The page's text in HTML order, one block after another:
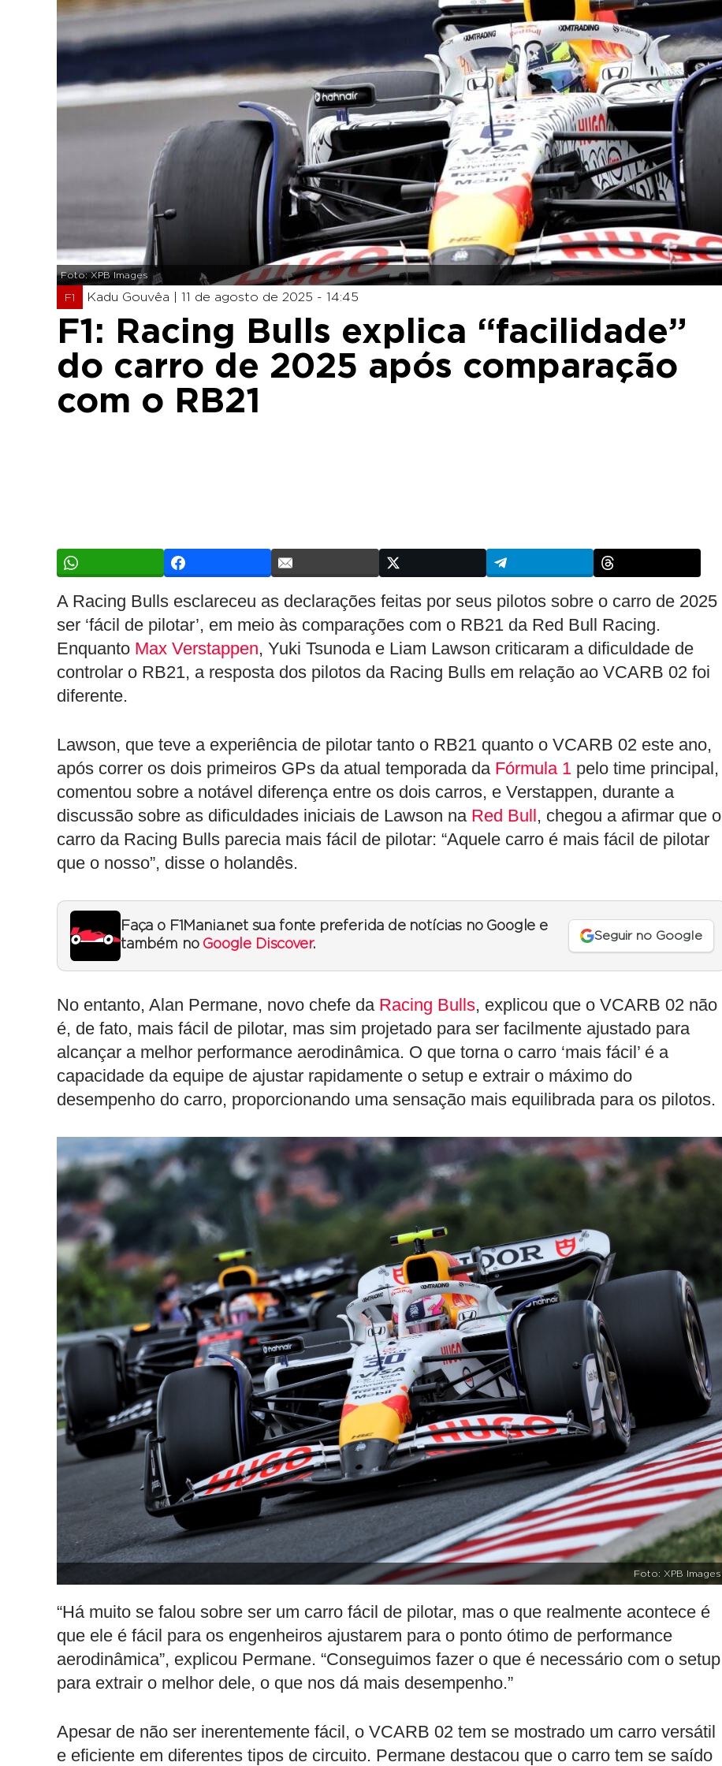
Foto: XPB Images
F1 Kadu Gouvêa | 11 de agosto de 2025 - 14:45
F1: Racing Bulls explica “facilidade”
do carro de 2025 após comparação
com o RB21
A Racing Bulls esclareceu as declarações feitas por seus pilotos sobre o carro de 2025
ser ‘fácil de pilotar’, em meio às comparações com o RB21 da Red Bull Racing.
Enquanto Max Verstappen, Yuki Tsunoda e Liam Lawson criticaram a dificuldade de
controlar o RB21, a resposta dos pilotos da Racing Bulls em relação ao VCARB 02 foi
diferente.
Lawson, que teve a experiência de pilotar tanto o RB21 quanto o VCARB 02 este ano,
após correr os dois primeiros GPs da atual temporada da Fórmula 1 pelo time principal,
comentou sobre a notável diferença entre os dois carros, e Verstappen, durante a
discussão sobre as dificuldades iniciais de Lawson na Red Bull, chegou a afirmar que o
carro da Racing Bulls parecia mais fácil de pilotar: “Aquele carro é mais fácil de pilotar
que o nosso”, disse o holandês.
Faça o F1Mania.net sua fonte preferida de notícias no Google e
também no Google Discover.
Seguir no Google
No entanto, Alan Permane, novo chefe da Racing Bulls, explicou que o VCARB 02 não
é, de fato, mais fácil de pilotar, mas sim projetado para ser facilmente ajustado para
alcançar a melhor performance aerodinâmica. O que torna o carro ‘mais fácil’ é a
capacidade da equipe de ajustar rapidamente o setup e extrair o máximo do
desempenho do carro, proporcionando uma sensação mais equilibrada para os pilotos.
Foto: XPB Images
“Há muito se falou sobre ser um carro fácil de pilotar, mas o que realmente acontece é
que ele é fácil para os engenheiros ajustarem para o ponto ótimo de performance
aerodinâmica”, explicou Permane. “Conseguimos fazer o que é necessário com o setup
para extrair o melhor dele, o que nos dá mais desempenho.”
Apesar de não ser inerentemente fácil, o VCARB 02 tem se mostrado um carro versátil
e eficiente em diferentes tipos de circuito. Permane destacou que o carro tem se saído